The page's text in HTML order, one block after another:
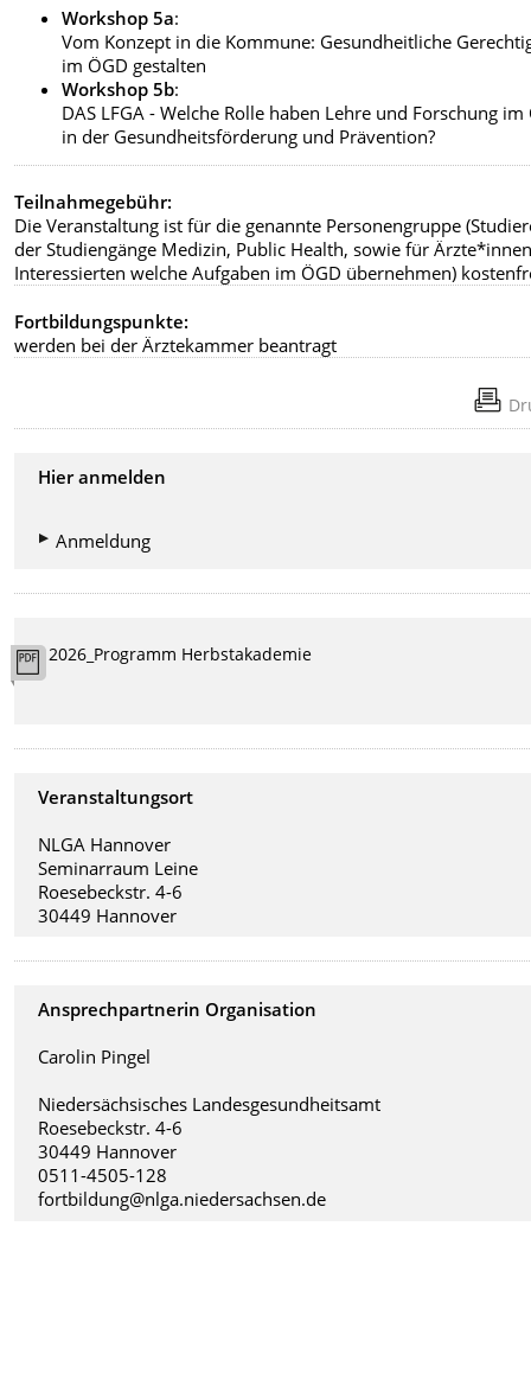
Workshop 5a:
Vom Konzept in die Kommune: Gesundheitliche
im ÖGD gestalten
Workshop 5b:
DAS LFGA - Welche Rolle haben Lehre und Forschung im
in der Gesundheitsförderung und Prävention?
Teilnahmegebühr:
Die Veranstaltung ist für die genannte Personengruppe
der Studiengänge Medizin, Public Health, sowie für
Interessierten welche Aufgaben im ÖGD übernehmen)
Fortbildungspunkte:
werden bei der Ärztekammer beantragt
Hier anmelden
Anmeldung
2026_Programm Herbstakademie
Veranstaltungsort
NLGA Hannover
Seminarraum Leine
Roesebeckstr. 4-6
30449 Hannover
Ansprechpartnerin Organisation
Carolin Pingel
Niedersächsisches Landesgesundheitsamt
Roesebeckstr. 4-6
30449 Hannover
0511-4505-128
fortbildung@nlga.niedersachsen.de